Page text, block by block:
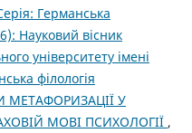
Германська
Науковий вісник
університету імені
філологія
МЕТАФОРИЗАЦІЇ У
МОВІ ПСИХОЛОГІЇ ,